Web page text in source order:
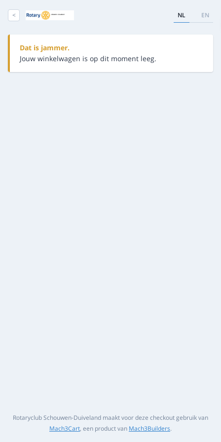
< NL EN
Dat is jammer.
Jouw winkelwagen is op dit moment leeg.
Rotaryclub Schouwen-Duiveland maakt voor deze checkout gebruik van
Mach3Cart, een product van Mach3Builders.